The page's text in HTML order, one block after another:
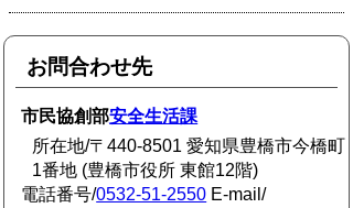
お問合わせ先
市民協創部安全生活課
所在地/〒440-8501 愛知県豊橋市今橋町
1番地 (豊橋市役所 東館12階)
電話番号/0532-51-2550 E-mail/